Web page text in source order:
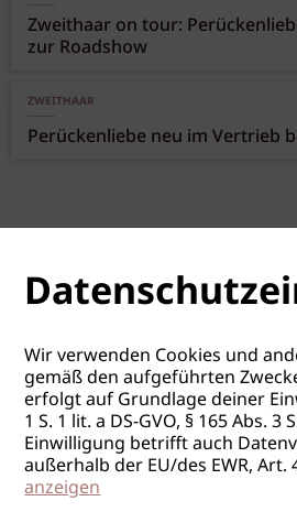
Zweithaar on tour:
zur Roadshow
ZWEITHAAR
Perückenliebe neu im Vertrieb
Wir verwenden Cookies und
gemäß den aufgeführten
erfolgt auf Grundlage deiner
1 S. 1 lit. a DS-GVO, § 165 Abs. 3
Einwilligung betrifft auch
außerhalb der EU/des EWR, Art.
anzeigen